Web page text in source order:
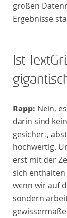
großen
Ergebnisse
Ist
Rapp: Nein,
darin sind
gesichert,
hochwertig.
erst mit der
sich enthalten
wenn wir auf
sondern